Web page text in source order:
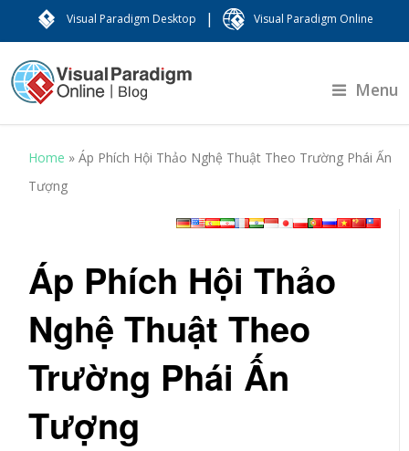
Visual Paradigm Desktop | Visual Paradigm Online
Menu
Home »Áp Phích Hội Thảo Nghệ Thuật Theo Trường Phái Ấn
Tượng
Áp Phích Hội Thảo
Nghệ Thuật Theo
Trường Phái Ấn
Tượng